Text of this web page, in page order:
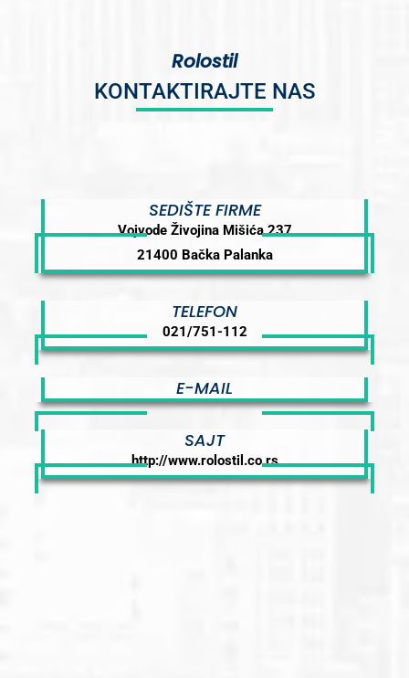
Rolostil
KONTAKTIRAJTE NAS
SEDIŠTE FIRME
Vojvode Živojina Mišića 237
21400 Bačka Palanka
TELEFON
021/751-112
E-MAIL
SAJT
http://www.rolostil.co.rs